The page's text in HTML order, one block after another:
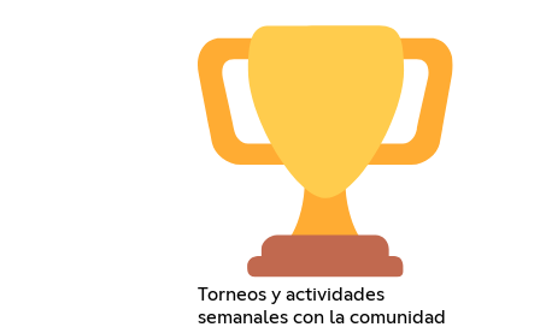
Torneos y actividades
semanales con la comunidad